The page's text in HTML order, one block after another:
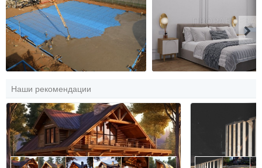
Наши рекомендации